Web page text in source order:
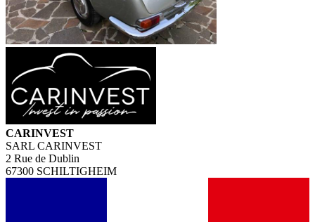
CARINVEST
SARL CARINVEST
2 Rue de Dublin
67300 SCHILTIGHEIM